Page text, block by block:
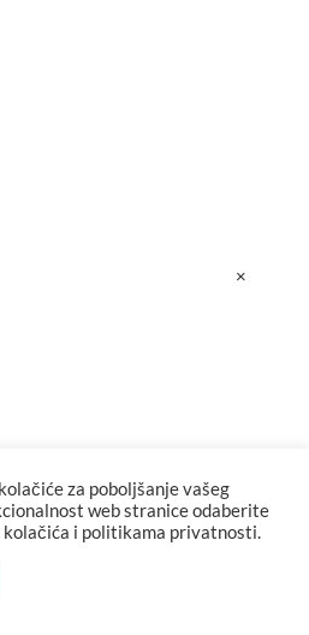
za poboljšanje vašeg
web stranice odaberite
kolačića i politikama privatnosti.
×